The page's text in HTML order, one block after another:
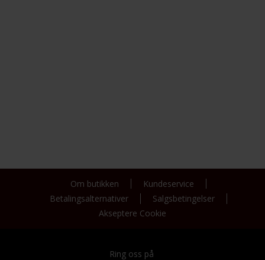
Om butikken
Kundeservice
Betalingsalternativer
Salgsbetingelser
Akseptere Cookie
Ring oss på